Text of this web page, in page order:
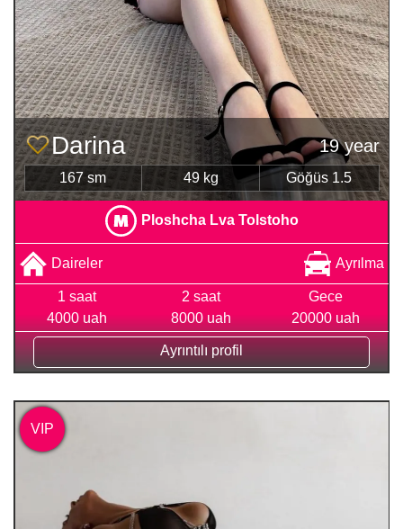
Darina 19 year
167 sm 49 kg Göğüs 1.5
Ploshcha Lva Tolstoho
Daireler Ayrılma
1 saat
4000 uah
2 saat
8000 uah
Gece
20000 uah
Ayrıntılı profil
VIP